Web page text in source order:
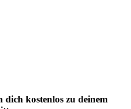
kostenlos zu deinem